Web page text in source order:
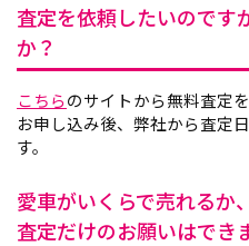
査定を依頼したいのです
か？
こちらのサイトから無料査定
お申し込み後、弊社から査定
す。
愛車がいくらで売れるか
査定だけのお願いはでき